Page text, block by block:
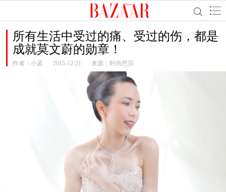
所有生活中受过的痛、受过的伤，都是
成就莫文蔚的勋章！
作者： 小孟 2015-12-21 来源：时尚芭莎